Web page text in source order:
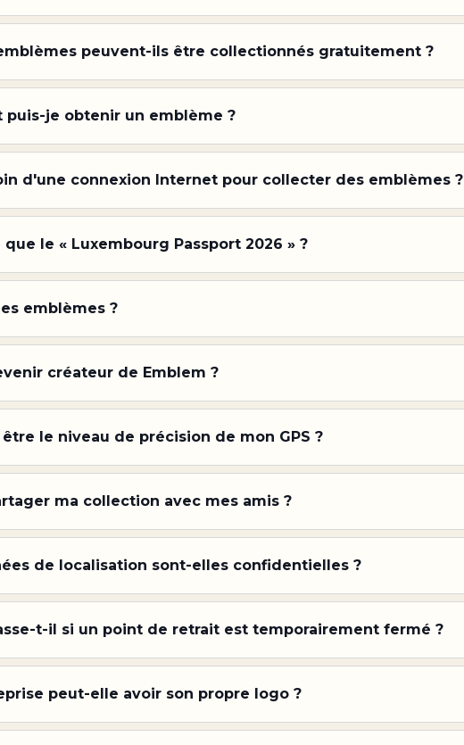
peuvent-ils être collectionnés gratuitement ?
puis-je obtenir un emblème ?
d'une connexion Internet pour collecter des emblèmes ?
le « Luxembourg Passport 2026 » ?
emblèmes ?
créateur de Emblem ?
le niveau de précision de mon GPS ?
ma collection avec mes amis ?
de localisation sont-elles confidentielles ?
t-il si un point de retrait est temporairement fermé ?
peut-elle avoir son propre logo ?